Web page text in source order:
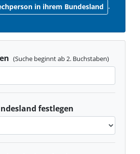
in ihrem Bundesland .
(Suche beginnt ab 2. Buchstaben)
festlegen